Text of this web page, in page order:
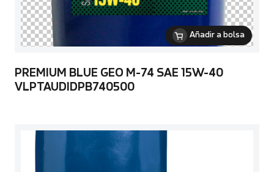
Añadir a bolsa
PREMIUM BLUE GEO M-74 SAE 15W-40
VLPTAUDIDPB740500